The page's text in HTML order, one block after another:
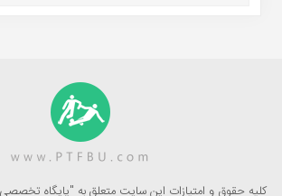
کلیه حقوق و امتیازات این سایت متعلق به "پایگاه